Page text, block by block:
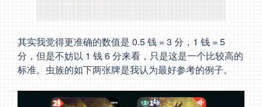
其实我觉得更准确的数值是 0.5 钱 = 3 分，1 钱 = 5
分，但是不妨以 1 钱 6 分来看，只是这是一个比较高的
标准。虫族的如下两张牌是我认为最好参考的例子。